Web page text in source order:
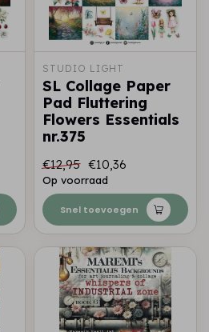
STUDIO LIGHT
SL Collage Paper
Pad Fluttering
Flowers Essentials
nr.375
€12,95 €10,36
Op voorraad
Snel toevoegen